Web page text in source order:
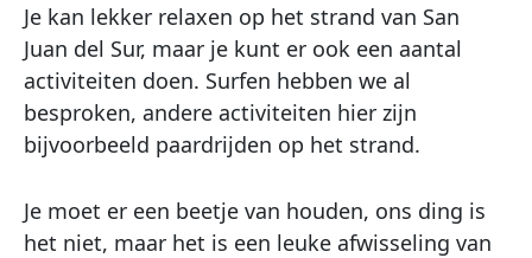
Je kan lekker relaxen op het strand van San
Juan del Sur, maar je kunt er ook een aantal
activiteiten doen. Surfen hebben we al
besproken, andere activiteiten hier zijn
bijvoorbeeld paardrijden op het strand.
Je moet er een beetje van houden, ons ding is
het niet, maar het is een leuke afwisseling van